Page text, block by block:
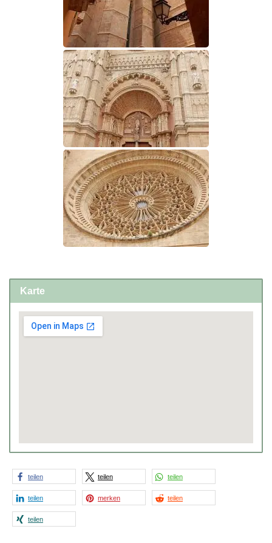
Karte
teilen teilen teilen
teilen merken teilen
teilen